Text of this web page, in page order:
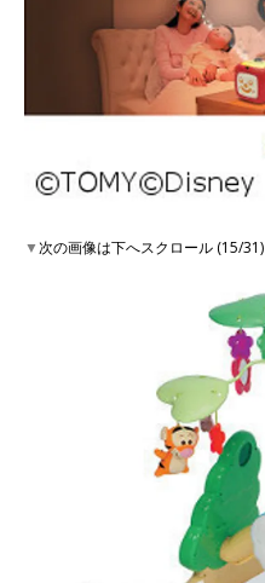
▼次の画像は下へスクロール (15/31)